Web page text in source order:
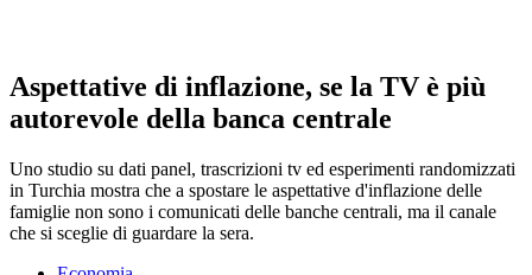
Aspettative di inflazione, se la TV è più
autorevole della banca centrale
Uno studio su dati panel, trascrizioni tv ed esperimenti randomizzati
in Turchia mostra che a spostare le aspettative d'inflazione delle
famiglie non sono i comunicati delle banche centrali, ma il canale
che si sceglie di guardare la sera.